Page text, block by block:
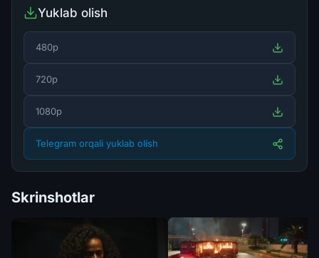
Yuklab olish
480p
720p
1080p
Telegram orqali yuklab olish
Skrinshotlar